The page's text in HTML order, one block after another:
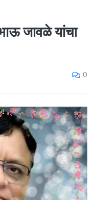
जावळे यांचा
0